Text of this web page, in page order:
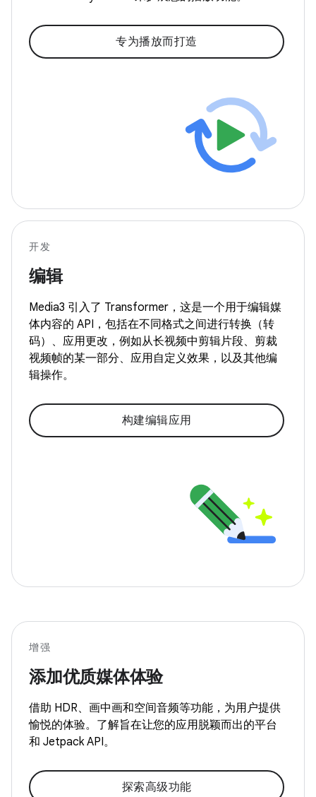
专为播放而打造
开发
编辑
Media3 引入了 Transformer，这是一个用于编辑媒
体内容的 API，包括在不同格式之间进行转换（转
码）、应用更改，例如从长视频中剪辑片段、剪裁
视频帧的某一部分、应用自定义效果，以及其他编
辑操作。
构建编辑应用
增强
添加优质媒体体验
借助 HDR、画中画和空间音频等功能，为用户提供
愉悦的体验。了解旨在让您的应用脱颖而出的平台
和 Jetpack API。
探索高级功能